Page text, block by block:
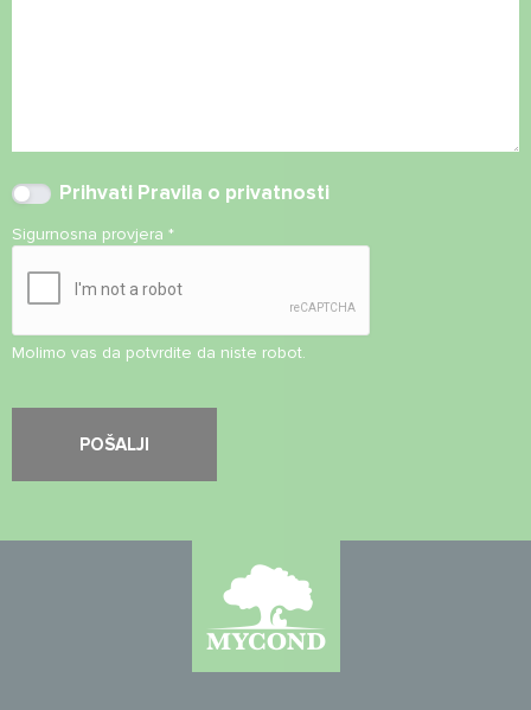
Prihvati Pravila o privatnosti
Sigurnosna provjera *
Molimo vas da potvrdite da niste robot.